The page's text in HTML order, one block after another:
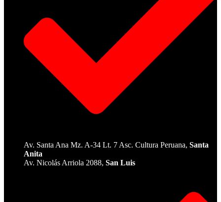
Av. Santa Ana Mz. A-34 Lt. 7 Asc. Cultura Peruana, Santa
Anita
Av. Nicolás Arriola 2088, San Luis